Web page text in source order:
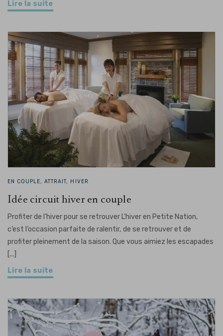
Lire la suite
EN COUPLE, ATTRAIT, HIVER
Idée circuit hiver en couple
Profiter de l’hiver pour se retrouver L’hiver en Petite Nation,
c’est l’occasion parfaite de ralentir, de se retrouver et de
profiter pleinement de la saison. Que vous aimiez les escapades
[...]
Lire la suite